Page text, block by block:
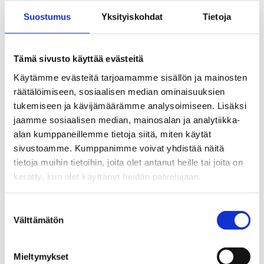
Suostumus Yksityiskohdat Tietoja
Tämä sivusto käyttää evästeitä
Käytämme evästeitä tarjoamamme sisällön ja mainosten
räätälöimiseen, sosiaalisen median ominaisuuksien
tukemiseen ja kävijämäärämme analysoimiseen. Lisäksi
jaamme sosiaalisen median, mainosalan ja analytiikka-
alan kumppaneillemme tietoja siitä, miten käytät
sivustoamme. Kumppanimme voivat yhdistää näitä
tietoja muihin tietoihin, joita olet antanut heille tai joita on
kerätty, kun olet käyttänyt heidän palvelujaan.
valinta
Välttämätön
Mieltymykset
hyödyttävät niin työntekijöitä kuin työnantajiakin.
Jaa:
Katso myös
Tiedotteet
Alkoholin toimitusmyynti
hyväksyttiin – Seuraukset osuvat